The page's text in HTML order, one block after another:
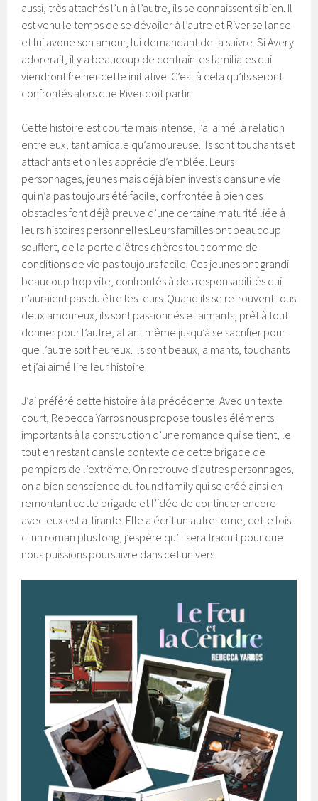
aussi, très attachés l’un à l’autre, ils se connaissent si bien. Il
est venu le temps de se dévoiler à l’autre et River se lance
et lui avoue son amour, lui demandant de la suivre. Si Avery
adorerait, il y a beaucoup de contraintes familiales qui
viendront freiner cette initiative. C’est à cela qu’ils seront
confrontés alors que River doit partir.
Cette histoire est courte mais intense, j’ai aimé la relation
entre eux, tant amicale qu’amoureuse. Ils sont touchants et
attachants et on les apprécie d’emblée. Leurs
personnages, jeunes mais déjà bien investis dans une vie
qui n’a pas toujours été facile, confrontée à bien des
obstacles font déjà preuve d’une certaine maturité liée à
leurs histoires personnelles.Leurs familles ont beaucoup
souffert, de la perte d’êtres chères tout comme de
conditions de vie pas toujours facile. Ces jeunes ont grandi
beaucoup trop vite, confrontés à des responsabilités qui
n’auraient pas du être les leurs. Quand ils se retrouvent tous
deux amoureux, ils sont passionnés et aimants, prêt à tout
donner pour l’autre, allant même jusqu’à se sacrifier pour
que l’autre soit heureux. Ils sont beaux, aimants, touchants
et j’ai aimé lire leur histoire.
J’ai préféré cette histoire à la précédente. Avec un texte
court, Rebecca Yarros nous propose tous les éléments
importants à la construction d’une romance qui se tient, le
tout en restant dans le contexte de cette brigade de
pompiers de l’extrême. On retrouve d’autres personnages,
on a bien conscience du found family qui se créé ainsi en
remontant cette brigade et l’idée de continuer encore
avec eux est attirante. Elle a écrit un autre tome, cette fois-
ci un roman plus long, j’espère qu’il sera traduit pour que
nous puissions poursuivre dans cet univers.